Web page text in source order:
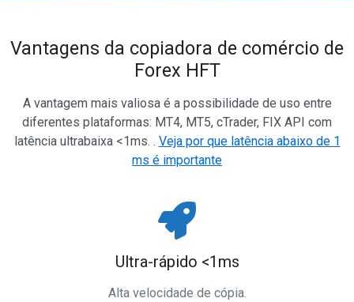
Vantagens da copiadora de comércio de
Forex HFT
A vantagem mais valiosa é a possibilidade de uso entre
diferentes plataformas: MT4, MT5, cTrader, FIX API com
latência ultrabaixa <1ms. . Veja por que latência abaixo de 1
ms é importante
Ultra-rápido <1ms
Alta velocidade de cópia.